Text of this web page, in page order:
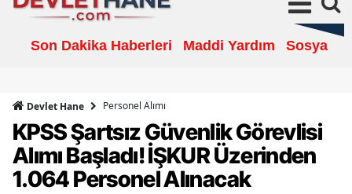
Son Dakika Haberleri Maddi Yardım Sosyal
Devlet Hane Personel Alımı
KPSS Şartsız Güvenlik Görevlisi
Alımı Başladı! İŞKUR Üzerinden
1.064 Personel Alınacak